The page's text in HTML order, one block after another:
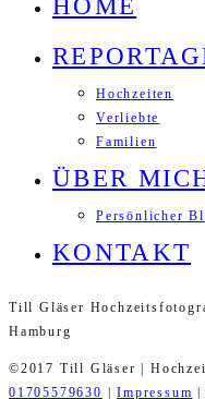
HOME
Hochzeiten
Verliebte
Familien
ÜBER
Persönlicher
KONTAKT
Till Gläser
Hamburg
©2017 Till Gläser |
01705579630
|Impressum